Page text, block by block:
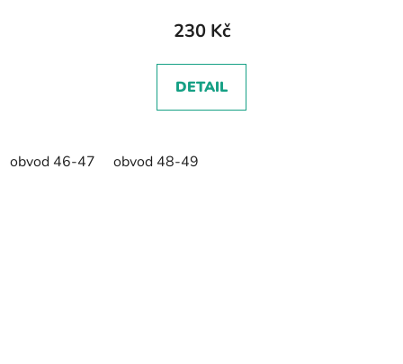
230 Kč
DETAIL
obvod 46-47 obvod 48-49